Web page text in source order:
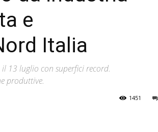
e
Italia
13 luglio con superfici record.
produttive.
1451